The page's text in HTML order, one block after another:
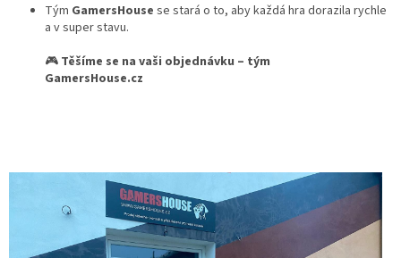
Tým GamersHouse se stará o to, aby každá hra dorazila rychle
a v super stavu.
🎮 Těšíme se na vaši objednávku – tým
GamersHouse.cz